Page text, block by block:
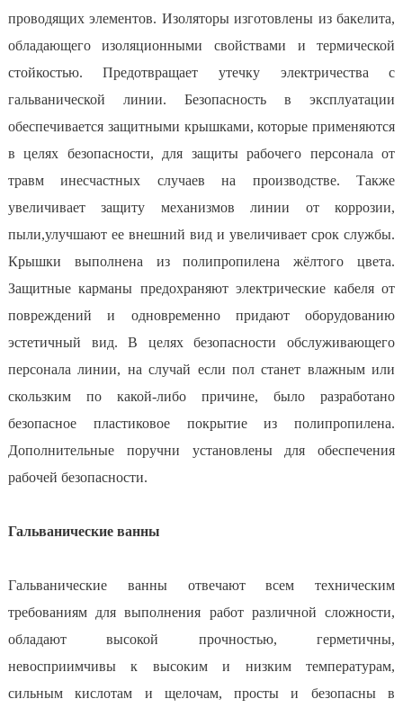
проводящих элементов. Изоляторы изготовлены из бакелита,
обладающего изоляционными свойствами и термической
стойкостью. Предотвращает утечку электричества с
гальванической линии. Безопасность в эксплуатации
обеспечивается защитными крышками, которые применяются
в целях безопасности, для защиты рабочего персонала от
травм инесчастных случаев на производстве. Также
увеличивает защиту механизмов линии от коррозии,
пыли,улучшают ее внешний вид и увеличивает срок службы.
Крышки выполнена из полипропилена жёлтого цвета.
Защитные карманы предохраняют электрические кабеля от
повреждений и одновременно придают оборудованию
эстетичный вид. В целях безопасности обслуживающего
персонала линии, на случай если пол станет влажным или
скользким по какой-либо причине, было разработано
безопасное пластиковое покрытие из полипропилена.
Дополнительные поручни установлены для обеспечения
рабочей безопасности.
Гальванические ванны
Гальванические ванны отвечают всем техническим
требованиям для выполнения работ различной сложности,
обладают высокой прочностью, герметичны,
невосприимчивы к высоким и низким температурам,
сильным кислотам и щелочам, просты и безопасны в